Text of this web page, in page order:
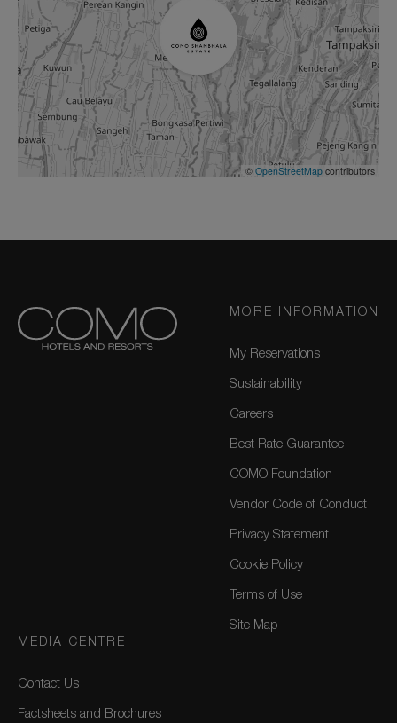
© OpenStreetMap contributors
MORE INFORMATION
My Reservations
Sustainability
Careers
Best Rate Guarantee
COMO Foundation
Vendor Code of Conduct
Privacy Statement
Cookie Policy
Terms of Use
Site Map
MEDIA CENTRE
Contact Us
Factsheets and Brochures